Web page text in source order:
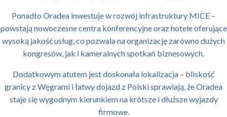
Ponadto Oradea inwestuje w rozwój infrastruktury MICE –
powstają nowoczesne centra konferencyjne oraz hotele oferujące
wysoką jakość usług, co pozwala na organizację zarówno dużych
kongresów, jak i kameralnych spotkań biznesowych.
Dodatkowym atutem jest doskonała lokalizacja – bliskość
granicy z Węgrami i łatwy dojazd z Polski sprawiają, że Oradea
staje się wygodnym kierunkiem na krótsze i dłuższe wyjazdy
firmowe.